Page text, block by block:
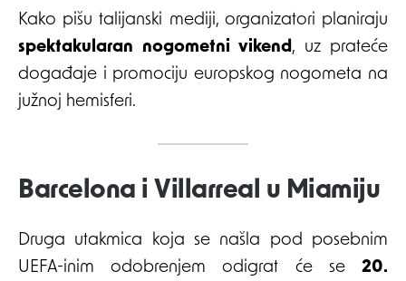
Kako pišu talijanski mediji, organizatori planiraju
spektakularan nogometni vikend, uz prateće
događaje i promociju europskog nogometa na
južnoj hemisferi.
Barcelona i Villarreal u Miamiju
Druga utakmica koja se našla pod posebnim
UEFA-inim odobrenjem odigrat će se 20.